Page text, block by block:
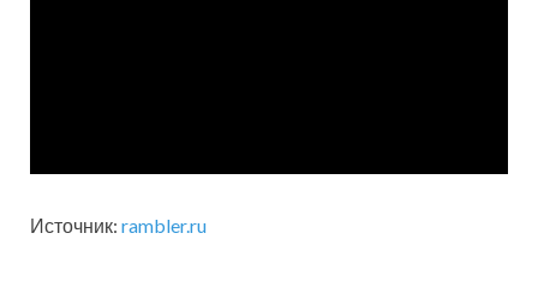
Источник: rambler.ru